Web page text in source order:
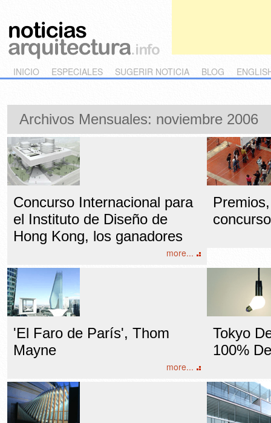
Main menu
Skip to primary content
Skip to secondary content
INICIO ESPECIALES SUGERIR NOTICIA BLOG
Archivos Mensuales: noviembre 2006
Concurso Internacional para
el Instituto de Diseño de
Hong Kong, los ganadores
more...
'El Faro de París', Thom
Mayne
more...
Tokyo
100%